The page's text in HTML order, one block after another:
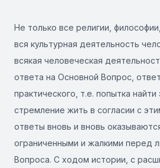
Не только все религии,
вся культурная деятельность
всякая человеческая
ответа на Основной Вопрос,
практического, т.е. попытка найти
стремление жить в согласии с
ответы вновь и вновь
ограниченными и жалкими перед
Вопроса. С ходом истории, с